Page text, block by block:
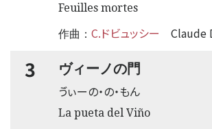
Feuilles mortes
作曲： C.ドビュッシー Claude
3 ヴィーノの門
ゔぃーの・の・もん
La pueta del Viño